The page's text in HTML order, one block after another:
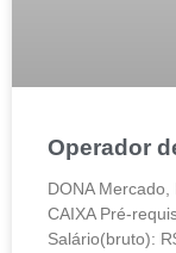
Operador
DONA
CAIXA Pré-
Salário(bruto):